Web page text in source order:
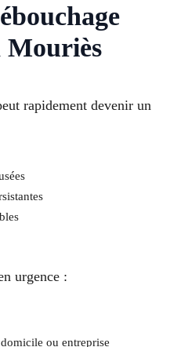
Mouriès
rapidement devenir un
urgence :
ou entreprise